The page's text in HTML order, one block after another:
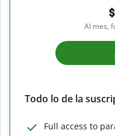
Al mes,
Todo lo de la
Full access to